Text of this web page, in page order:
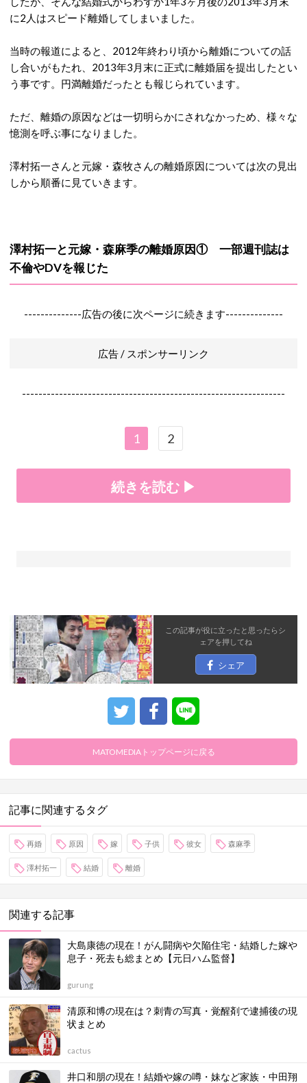
に2人はスピード離婚してしまいました。
当時の報道によると、2012年終わり頃から離婚についての話
し合いがもたれ、2013年3月末に正式に離婚届を提出したとい
う事です。円満離婚だったとも報じられています。
ただ、離婚の原因などは一切明らかにされなかっため、様々な
憶測を呼ぶ事になりました。
澤村拓一さんと元嫁・森牧さんの離婚原因については次の見出
しから順番に見ていきます。
澤村拓一と元嫁・森麻季の離婚原因① 一部週刊誌は
不倫やDVを報じた
--------------広告の後に次ページに続きます--------------
広告 / スポンサーリンク
----------------------------------------------------------------
1 2
続きを読む ▶
この記事が役に立ったと思ったらシ
ェアを押してね
シェア
MATOMEDIAトップページに戻る
記事に関連するタグ
再婚 原因 嫁 子供 彼女 森麻季
澤村拓一 結婚 離婚
関連する記事
大島康徳の現在！がん闘病や欠陥住宅・結婚した嫁や
息子・死去も総まとめ【元日ハム監督】
gurung
清原和博の現在は？刺青の写真・覚醒剤で逮捕後の現
状まとめ
cactus
井口和朋の現在！結婚や嫁の噂・妹など家族・中田翔